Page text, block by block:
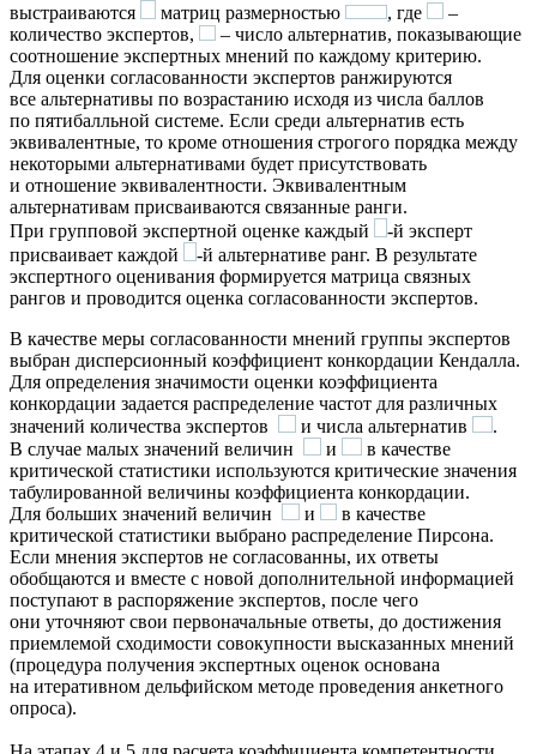
выстраиваются
матриц размерностью , где
–
количество экспертов,
– число альтернатив, показывающие
соотношение экспертных мнений по каждому критерию.
Для оценки согласованности экспертов ранжируются
все альтернативы по возрастанию исходя из числа баллов
по пятибалльной системе. Если среди альтернатив есть
эквивалентные, то кроме отношения строгого порядка между
некоторыми альтернативами будет присутствовать
и отношение эквивалентности. Эквивалентным
альтернативам присваиваются связанные ранги.
При групповой экспертной оценке каждый
-й эксперт
присваивает каждой
-й альтернативе ранг. В результате
экспертного оценивания формируется матрица связных
рангов и проводится оценка согласованности экспертов.
В качестве меры согласованности мнений группы экспертов
выбран дисперсионный коэффициент конкордации Кендалла.
Для определения значимости оценки коэффициента
конкордации задается распределение частот для различных
значений количества экспертов
и числа альтернатив
.
В случае малых значений величин
и
в качестве
критической статистики используются критические значения
табулированной величины коэффициента конкордации.
Для больших значений величин
и
в качестве
критической статистики выбрано распределение Пирсона.
Если мнения экспертов не согласованны, их ответы
обобщаются и вместе с новой дополнительной информацией
поступают в распоряжение экспертов, после чего
они уточняют свои первоначальные ответы, до достижения
приемлемой сходимости совокупности высказанных мнений
(процедура получения экспертных оценок основана
на итеративном дельфийском методе проведения анкетного
опроса).